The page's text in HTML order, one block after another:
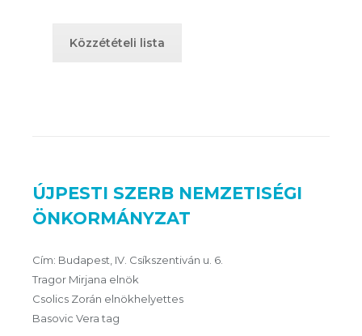
Közzétételi lista
ÚJPESTI SZERB NEMZETISÉGI
ÖNKORMÁNYZAT
Cím: Budapest, IV. Csíkszentiván u. 6.
Tragor Mirjana elnök
Csolics Zorán elnökhelyettes
Basovic Vera tag